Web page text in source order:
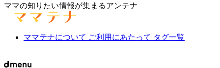
ママの知りたい情報が集まるアンテナ
ママテナについて ご利用にあたって タグ一覧